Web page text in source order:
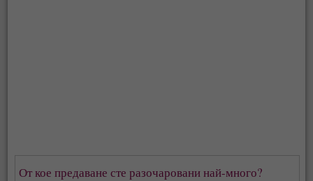
От кое предаване сте разочаровани най-много?